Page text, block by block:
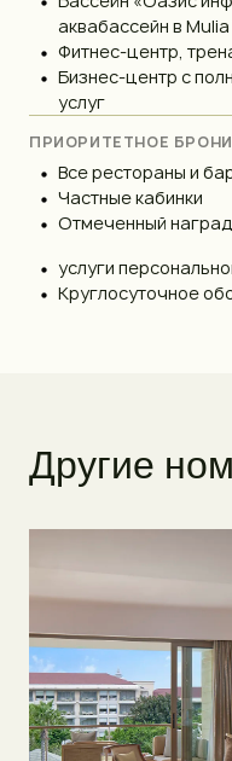
аквабассейн в Mulia
Фитнес-центр,
Бизнес-центр с
услуг
ПРИОРИТЕТНОЕ
Все рестораны и
Частные кабинки
Отмеченный
услуги
Круглосуточное
Другие ном